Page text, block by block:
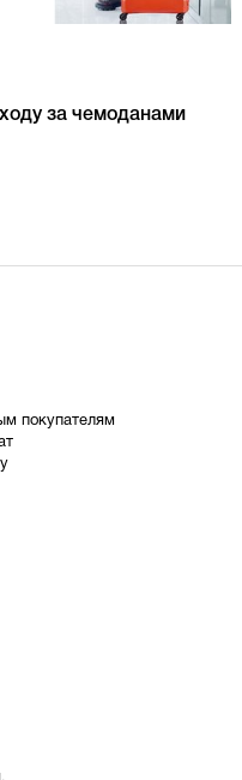
за чемоданами
покупателям